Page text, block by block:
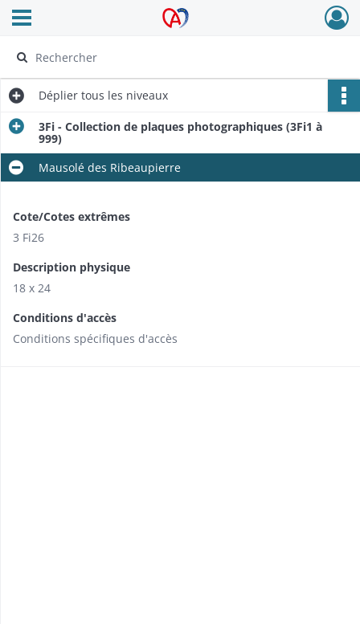
Archives Alsace - Colmar
Ouvrir le menu déroulant
Déplier tous les niveaux
3Fi - Collection de plaques photographiques (3Fi1 à
999)
Mausolé des Ribeaupierre
Cote/Cotes extrêmes
3 Fi26
Description physique
18 x 24
Conditions d'accès
Conditions spécifiques d'accès